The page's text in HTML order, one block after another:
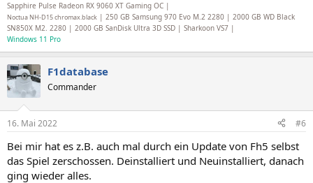
Sapphire Pulse Radeon RX 9060 XT Gaming OC |
Noctua NH-D15 chromax.black | 250 GB Samsung 970 Evo M.2 2280 | 2000 GB WD Black
SN850X M2. 2280 | 2000 GB SanDisk Ultra 3D SSD | Sharkoon VS7 |
Windows 11 Pro
F1database
Commander
16. Mai 2022 #6
Bei mir hat es z.B. auch mal durch ein Update von Fh5 selbst
das Spiel zerschossen. Deinstalliert und Neuinstalliert, danach
ging wieder alles.